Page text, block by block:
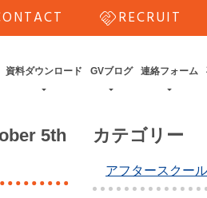
handshakeRECRUIT
資料ダウンロード GVブログ 連絡フォーム
5th
カテゴリー
アフタースクール